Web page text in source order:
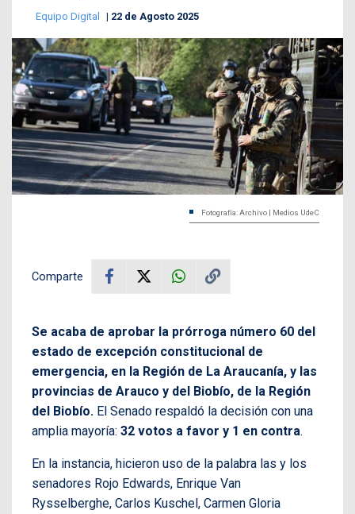
Equipo Digital 22 de Agosto 2025
Fotografía: Archivo | Medios UdeC
Comparte
Se acaba de aprobar la prórroga número 60 del
estado de excepción constitucional de
emergencia, en la Región de La Araucanía, y las
provincias de Arauco y del Biobío, de la Región
del Biobío. El Senado respaldó la decisión con una
amplia mayoría: 32 votos a favor y 1 en contra.
En la instancia, hicieron uso de la palabra las y los
senadores Rojo Edwards, Enrique Van
Rysselberghe, Carlos Kuschel, Carmen Gloria